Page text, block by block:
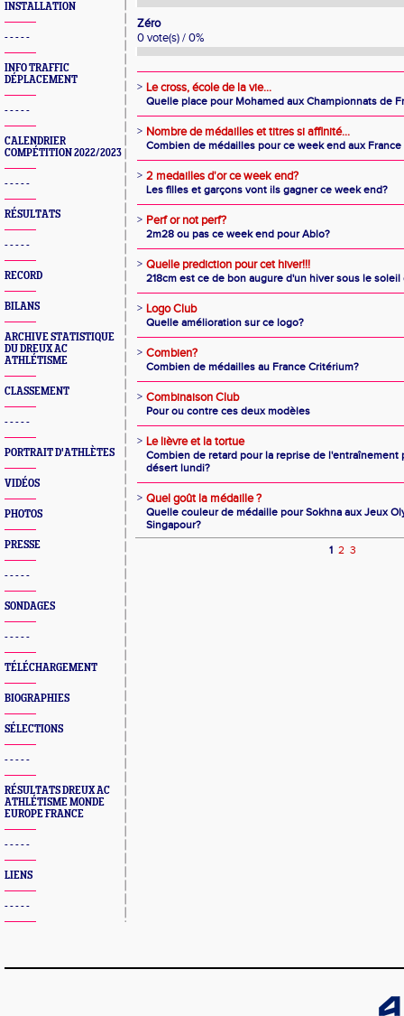
INSTALLATION
- - - - -
INFO TRAFFIC
DÉPLACEMENT
- - - - -
CALENDRIER
COMPÉTITION 2022/2023
- - - - -
RÉSULTATS
- - - - -
RECORD
BILANS
ARCHIVE STATISTIQUE
DU DREUX AC
ATHLÉTISME
CLASSEMENT
- - - - -
PORTRAIT D'ATHLÈTES
VIDÉOS
PHOTOS
PRESSE
- - - - -
SONDAGES
- - - - -
TÉLÉCHARGEMENT
BIOGRAPHIES
SÉLECTIONS
- - - - -
RÉSULTATS DREUX AC
ATHLÉTISME MONDE
EUROPE FRANCE
- - - - -
LIENS
- - - - -
Zéro
0 vote(s) / 0%
> Le cross, école de la vie...
Quelle place pour Mohamed aux Championnats de
> Nombre de médailles et titres si affinité...
Combien de médailles pour ce week end aux
> 2 medailles d'or ce week end?
Les filles et garçons vont ils gagner ce week end?
> Perf or not perf?
2m28 ou pas ce week end pour Ablo?
> Quelle prediction pour cet hiver!!!
218cm est ce de bon augure d'un hiver sous le soleil
> Logo Club
Quelle amélioration sur ce logo?
> Combien?
Combien de médailles au France Critérium?
> Combinaison Club
Pour ou contre ces deux modèles
> Le lièvre et la tortue
Combien de retard pour la reprise de l'entraînement
désert lundi?
> Quel goût la médaille ?
Quelle couleur de médaille pour Sokhna aux Jeux
Singapour?
1 2 3